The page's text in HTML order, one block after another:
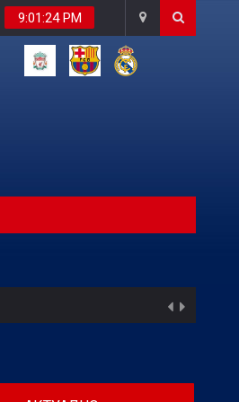
9:01:26 PM